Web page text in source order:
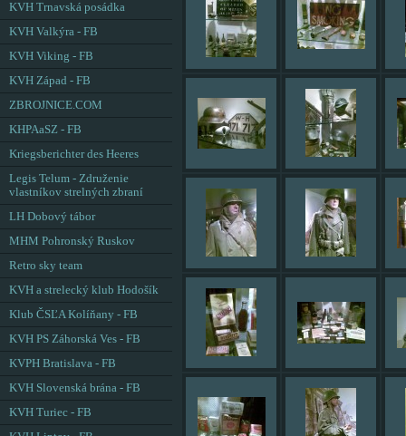
KVH Trnavská posádka
KVH Valkýra - FB
KVH Viking - FB
KVH Západ - FB
ZBROJNICE.COM
KHPAaSZ - FB
Kriegsberichter des Heeres
Legis Telum - Združenie
vlastníkov strelných zbraní
LH Dobový tábor
MHM Pohronský Ruskov
Retro sky team
KVH a strelecký klub Hodošík
Klub ČSĽA Kolíňany - FB
KVH PS Záhorská Ves - FB
KVPH Bratislava - FB
KVH Slovenská brána - FB
KVH Turiec - FB